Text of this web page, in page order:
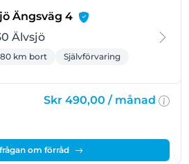
Ängsväg 4- Älvsjö
Älvsjö
km bort Självförvaring
Skr 490,00 / månad
om förråd